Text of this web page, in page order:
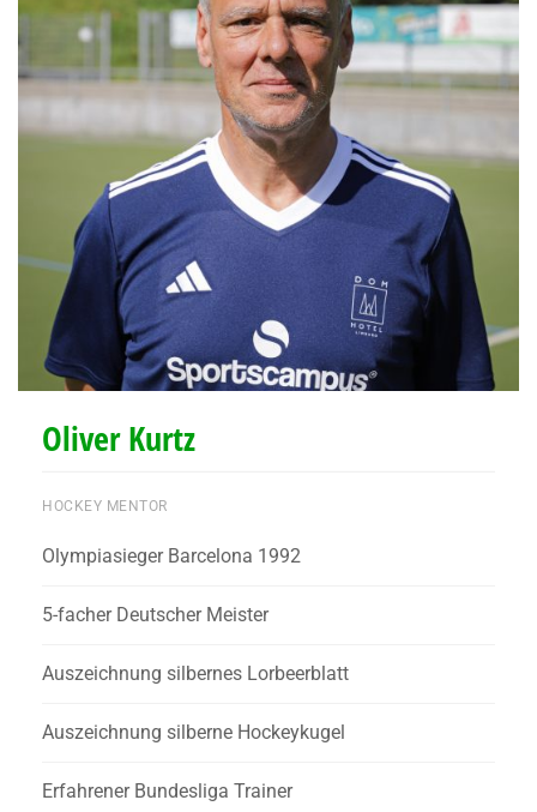
Oliver Kurtz
HOCKEY MENTOR
Olympiasieger Barcelona 1992
5-facher Deutscher Meister
Auszeichnung silbernes Lorbeerblatt
Auszeichnung silberne Hockeykugel
Erfahrener Bundesliga Trainer